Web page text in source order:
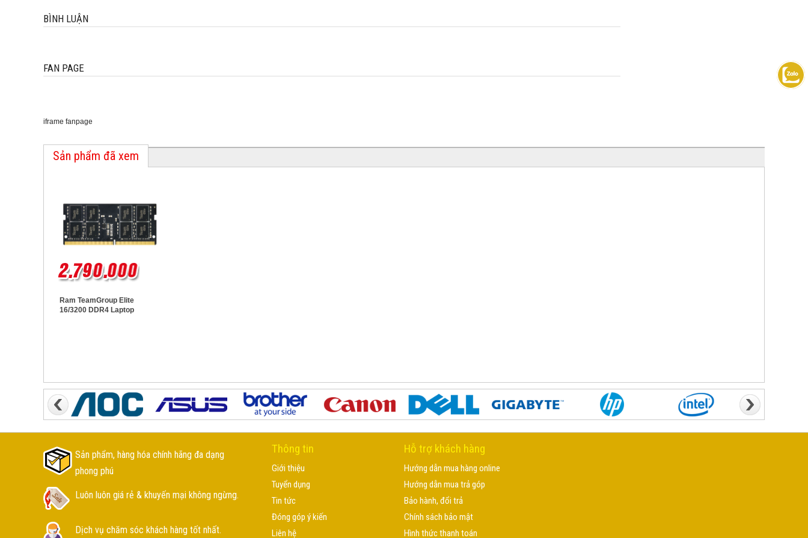
BÌNH LUẬN
FAN PAGE
iframe fanpage
Sản phẩm đã xem
Ram TeamGroup Elite
16/3200 DDR4 Laptop
Sản phẩm, hàng hóa chính hãng đa dạng
phong phú
Luôn luôn giá rẻ & khuyến mại không ngừng.
Dịch vụ chăm sóc khách hàng tốt nhất.
Thông tin
Giới thiệu
Tuyển dụng
Tin tức
Đóng góp ý kiến
Liên hệ
Hỗ trợ khách hàng
Hướng dẫn mua hàng online
Hướng dẫn mua trả góp
Bảo hành, đổi trả
Chính sách bảo mật
Hình thức thanh toán